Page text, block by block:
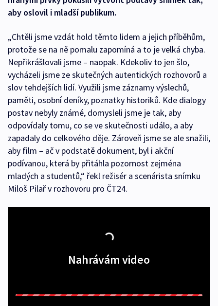
aby oslovil i mladší publikum.
„Chtěli jsme vzdát hold těmto lidem a jejich příběhům,
protože se na ně pomalu zapomíná a to je velká chyba.
Nepřikrášlovali jsme – naopak. Kdekoliv to jen šlo,
vycházeli jsme ze skutečných autentických rozhovorů a
slov tehdejších lidí. Využili jsme záznamy výslechů,
paměti, osobní deníky, poznatky historiků. Kde dialogy
postav nebyly známé, domysleli jsme je tak, aby
odpovídaly tomu, co se ve skutečnosti událo, a aby
zapadaly do celkového děje. Zároveň jsme se ale snažili,
aby film – ač v podstatě dokument, byl i akční
podívanou, která by přitáhla pozornost zejména
mladých a studentů,“ řekl režisér a scenárista snímku
Miloš Pilař v rozhovoru pro ČT24.
Nahrávám video